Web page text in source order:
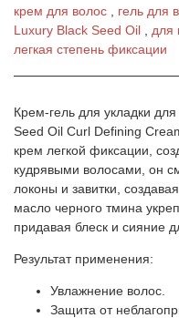
крем для волос
гель для
Luxury Black Seed Oil
для
легкая степень фиксации
Крем-гель для укладки
Seed Oil Curl Defining
крем легкой фиксации,
кудрявыми волосами, он
локоны и завитки,
масло черного тмина
придавая блеск и сияние
Результат применения:
Увлажнение волос.
Защита от